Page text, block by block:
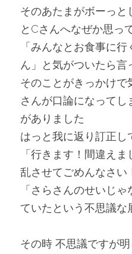
そのあたまがボーっ
とCさんへなぜか思っ
「みんなとお食事に
ん」と気がついたら言
そのことがきっかけ
さんが口論になってし
がありました
はっと我に返り訂正し
「行きます！間違え
乱させてごめんなさい
「さらさんのせいじ
ていたという不思議な
その時 不思議ですが